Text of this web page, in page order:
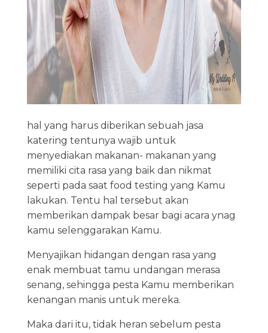
hal yang harus diberikan sebuah jasa
katering tentunya wajib untuk
menyediakan makanan- makanan yang
memiliki cita rasa yang baik dan nikmat
seperti pada saat food testing yang Kamu
lakukan. Tentu hal tersebut akan
memberikan dampak besar bagi acara ynag
kamu selenggarakan Kamu.
Menyajikan hidangan dengan rasa yang
enak membuat tamu undangan merasa
senang, sehingga pesta Kamu memberikan
kenangan manis untuk mereka.
Maka dari itu, tidak heran sebelum pesta